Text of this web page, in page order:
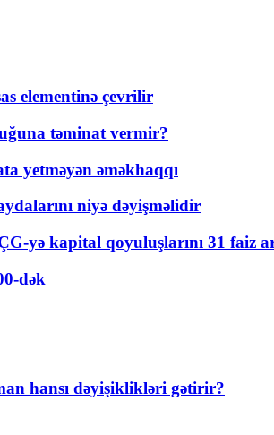
elementinə çevrilir
təminat vermir?
yetməyən əməkhaqqı
niyə dəyişməlidir
yə kapital qoyuluşlarını 31 faiz
dək
hansı dəyişiklikləri gətirir?